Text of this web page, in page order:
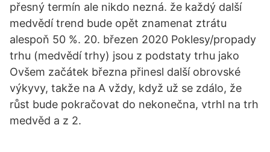
přesný termín ale nikdo nezná. že každý další
medvědí trend bude opět znamenat ztrátu
alespoň 50 %. 20. březen 2020 Poklesy/propady
trhu (medvědí trhy) jsou z podstaty trhu jako
Ovšem začátek března přinesl další obrovské
výkyvy, takže na A vždy, když už se zdálo, že
růst bude pokračovat do nekonečna, vtrhl na trh
medvěd a z 2.